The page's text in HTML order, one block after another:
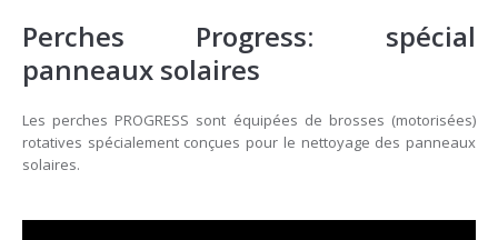
Perches Progress: spécial
panneaux solaires
Les perches PROGRESS sont équipées de brosses (motorisées)
rotatives spécialement conçues pour le nettoyage des panneaux
solaires.